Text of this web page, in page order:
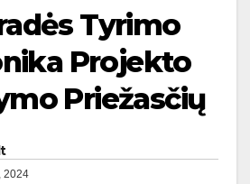
Tyrimo
Projekto
Priežasčių
2024